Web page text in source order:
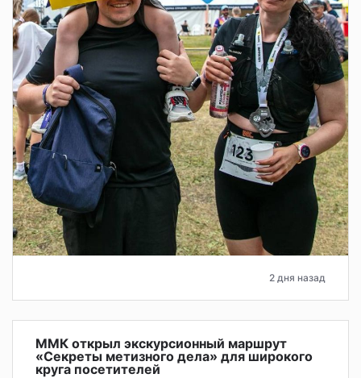
2 дня назад
ММК открыл экскурсионный маршрут
«Секреты метизного дела» для широкого
круга посетителей